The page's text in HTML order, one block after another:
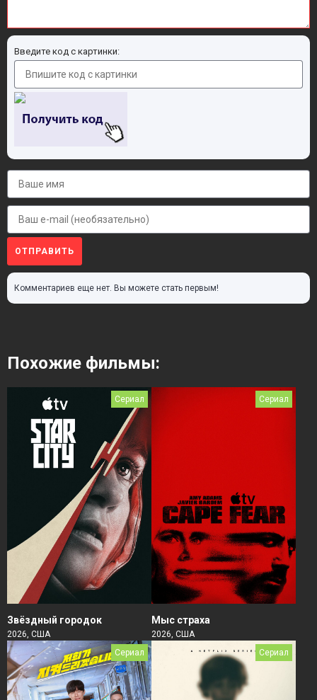
Введите код с картинки:
ОТПРАВИТЬ
Комментариев еще нет. Вы можете стать первым!
Похожие фильмы:
Сериал
Звёздный городок
2026, США
Сериал
Мыс страха
2026, США
Сериал
Сериал